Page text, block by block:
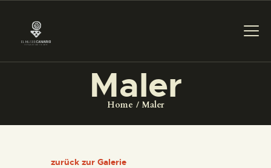
Maler
Home Maler
DAS MUSEUM
zurück zur Galerie